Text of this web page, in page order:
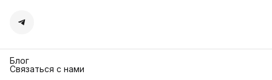
Блог
Связаться с нами